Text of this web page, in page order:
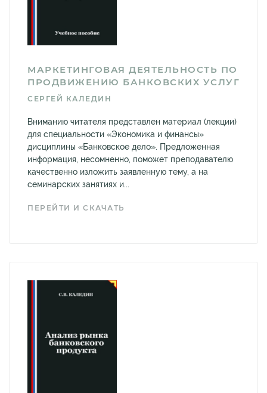
МАРКЕТИНГОВАЯ ДЕЯТЕЛЬНОСТЬ ПО
ПРОДВИЖЕНИЮ БАНКОВСКИХ УСЛУГ
СЕРГЕЙ КАЛЕДИН
Вниманию читателя представлен материал (лекции)
для специальности «Экономика и финансы»
дисциплины «Банковское дело». Предложенная
информация, несомненно, поможет преподавателю
качественно изложить заявленную тему, а на
семинарских занятиях и...
ПЕРЕЙТИ И СКАЧАТЬ